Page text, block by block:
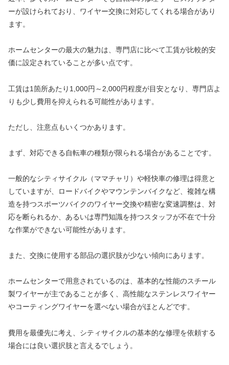
ーが設けられており、ワイヤー交換に対応してくれる場合があり
ます。
ホームセンターの最大の魅力は、専門店に比べて工賃が比較的安
価に設定されていることが多い点です。
工賃は1箇所あたり1,000円～2,000円程度が目安となり、専門店よ
りも少し費用を抑えられる可能性があります。
ただし、注意点もいくつかあります。
まず、対応できる自転車の種類が限られる場合があることです。
一般的なシティサイクル（ママチャリ）や軽快車の修理は得意と
していますが、ロードバイクやマウンテンバイクなど、複雑な構
造を持つスポーツバイクのワイヤー交換や精密な変速調整は、対
応を断られるか、あるいは専門知識を持つスタッフが不在で十分
な作業ができない可能性があります。
また、交換に使用する部品の選択肢が少ない傾向にあります。
ホームセンターで用意されているのは、基本的な性能のスチール
製ワイヤーが主であることが多く、高性能なステンレスワイヤー
やコーティングワイヤーを選べない場合がほとんどです。
費用を最優先に考え、シティサイクルの基本的な修理を依頼する
場合には良い選択肢と言えるでしょう。